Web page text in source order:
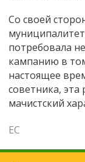
Со своей
потребовала
кампанию в
настоящее
советника,
мачистский
ЕС